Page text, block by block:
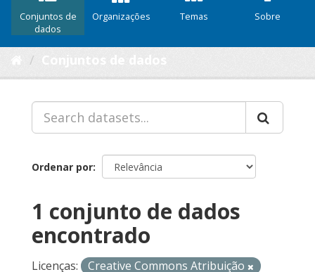
Conjuntos de
dados
Organizações Temas Sobre
Ordenar por
1 conjunto de dados
encontrado
Licenças:
Creative Commons Atribuição